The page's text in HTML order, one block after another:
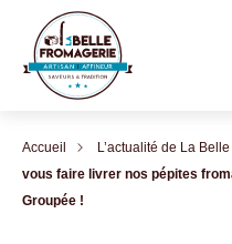
Accueil L’actualité de La
vous faire livrer nos pépites
Groupée !